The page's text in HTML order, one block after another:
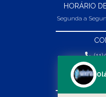
HORÁRIO
Segunda a
(11)
(11)